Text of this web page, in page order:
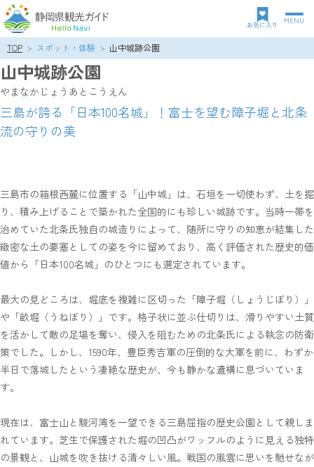
グ
ロ
ビ
ン
お気に入り MENU
パ
ン
ク
ズ
リ
ス
TOP スポット・体験 山中城跡公園
山中城跡公園
やまなかじょうあとこうえん
三島が誇る「日本100名城」！富士を望む障子堀と北条
流の守りの美
三島市の箱根西麓に位置する「山中城」は、石垣を一切使わず、土を掘
り、積み上げることで築かれた全国的にも珍しい城跡です。当時一帯を
治めていた北条氏独自の城造りによって、随所に守りの知恵が結集した
緻密な土の要塞としての姿を今に留めており、高く評価された歴史的価
値から「日本100名城」のひとつにも選定されています。
最大の見どころは、堀底を複雑に区切った「障子堀（しょうじぼり）」
や「畝堀（うねぼり）」です。格子状に並ぶ仕切りは、滑りやすい土質
を活かして敵の足場を奪い、侵入を阻むための北条氏による執念の防衛
策でした。しかし、1590年、豊臣秀吉軍の圧倒的な大軍を前に、わずか
半日で落城したという凄絶な歴史が、今も静かな遺構に息づいていま
す。
現在は、富士山と駿河湾を一望できる三島屈指の歴史公園として親しま
れています。芝生で保護された堀の凹凸がワッフルのように見える独特
の景観と、山城を吹き抜ける清々しい風。戦国の風雲に思いを馳せなが